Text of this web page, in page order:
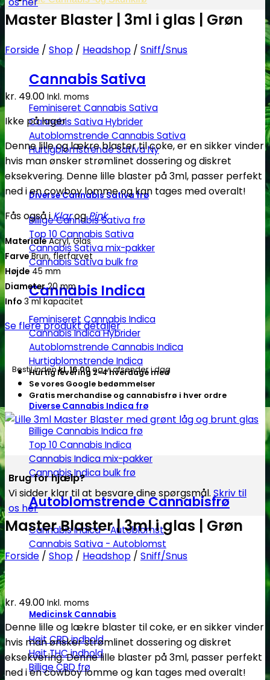
Cannabis Sativa
Feminiseret Cannabis Sativa
Cannabis Sativa Hybrider
Autoblomstrende Cannabis Sativa
Hurtigblomstrende Sativa
Diverse Cannabis Sativa frø
Billige Cannabis Sativa frø
Top 10 Cannabis Sativa
Cannabis Sativa mix-pakker
Cannabis Sativa bulk frø
Cannabis Indica
Feminiseret Cannabis Indica
Cannabis Indica Hybrider
Autoblomstrende Cannabis Indica
Hurtigblomstrende Indica
Diverse Cannabis Indica frø
Billige Cannabis Indica frø
Top 10 Cannabis Indica
Cannabis Indica mix-pakker
Cannabis Indica bulk frø
Autoblomstrende Cannabisfrø
Cannabis Indica - Autoblomst
Cannabis Sativa - Autoblomst
Medicinsk Cannabis
Højt CBD indhold
Højt THC indhold
Billige CBD frø
Master Blaster | 3ml i glas | Grøn
Forside / Shop / Headshop / Sniff/Snus
kr. 49.00 Inkl. moms
Ikke på lager
Denne lille og lækre blaster til coke, er en sikker vinder
hvis man ønsker strømlinet dossering og diskret
eksekvering. Denne lille blaster på 3ml, passer perfekt
ned i en cowboy lomme og kan tages med overalt!
Fås også iKlarogPink
MaterialeAcryl, Glas
FarveBrun, flerfarvet
Højde 45 mm
Diameter20 mm
Info 3 ml kapacitet
Se flere produkt detaljer
Bestil indenkl. 16.00og vi afsender i dag
Hurtig levering 2-4 hverdage med
Se vores Google bedømmelser
Gratis merchandise og cannabisfrø i hver ordre
Brug for hjælp?
Vi sidder klar til at besvare dine spørgsmål. Skriv til
os her
Master Blaster | 3ml i glas | Grøn
Forside / Shop / Headshop / Sniff/Snus
kr. 49.00 Inkl. moms
Denne lille og lækre blaster til coke, er en sikker vinder
hvis man ønsker strømlinet dossering og diskret
eksekvering. Denne lille blaster på 3ml, passer perfekt
ned i en cowboy lomme og kan tages med overalt!